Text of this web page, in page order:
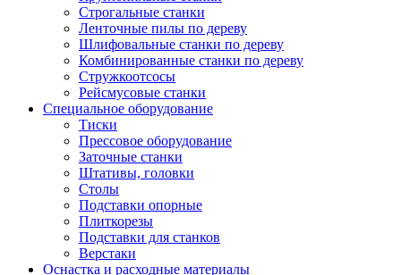
Строгальные станки
Ленточные пилы по дереву
Шлифовальные станки по дереву
Комбинированные станки по дереву
Стружкоотсосы
Рейсмусовые станки
Специальное оборудование
Тиски
Прессовое оборудование
Заточные станки
Штативы, головки
Столы
Подставки опорные
Плиткорезы
Подставки для станков
Верстаки
Оснастка и расходные материалы